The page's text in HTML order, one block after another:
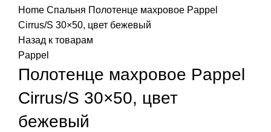
Home Спальня Полотенце махровое Pappel
Cirrus/S 30×50, цвет бежевый
Назад к товарам
Pappel
Полотенце махровое Pappel
Cirrus/S 30×50, цвет
бежевый